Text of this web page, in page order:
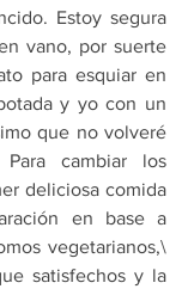
Estoy segura
vano, por suerte
para esquiar en
y yo con un
que no volveré
cambiar los
deliciosa comida
en base a
vegetarianos,\
satisfechos y la